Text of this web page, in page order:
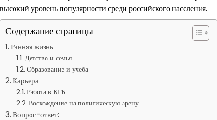
высокий уровень популярности среди российского населения.
Содержание страницы
Ранняя жизнь
Детство и семья
Образование и учеба
Карьера
Работа в КГБ
Восхождение на политическую арену
Вопрос-ответ: